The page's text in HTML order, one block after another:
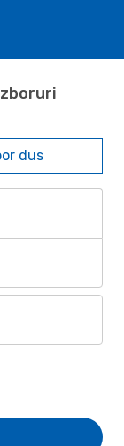
dus